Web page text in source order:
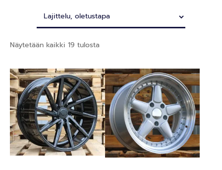
Näytetään kaikki 19 tulosta